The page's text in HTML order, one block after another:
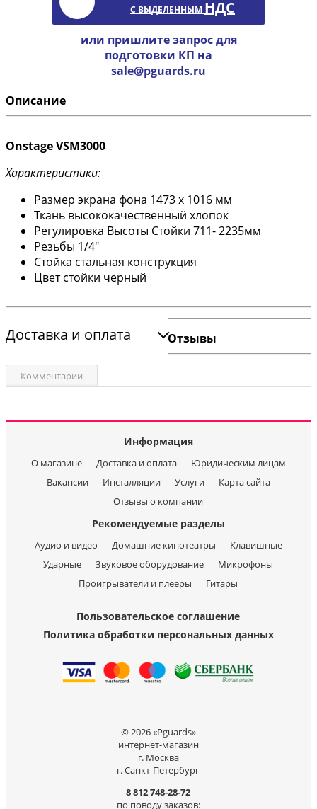
С ВЫДЕЛЕННЫМ НДС
или пришлите запрос для
подготовки КП на
sale@pguards.ru
Описание
Onstage VSM3000
Характеристики:
Размер экрана фона 1473 x 1016 мм
Ткань высококачественный хлопок
Регулировка Высоты Стойки 711- 2235мм
Резьбы 1/4"
Стойка стальная конструкция
Цвет стойки черный
Доставка и оплата Отзывы
Комментарии
Информация
О магазине Доставка и оплата
Юридическим лицам
Вакансии
Инсталляции Услуги
Карта сайта
Отзывы о компании
Рекомендуемые разделы
Аудио и видео Домашние кинотеатры
Клавишные
Ударные
Звуковое оборудование
Микрофоны
Проигрыватели и плееры
Гитары
Пользовательское соглашение
Политика обработки персональных данных
© 2026 «Pguards»
интернет-магазин
г. Москва
г. Санкт-Петербург
8 812 748-28-72
по поводу заказов: